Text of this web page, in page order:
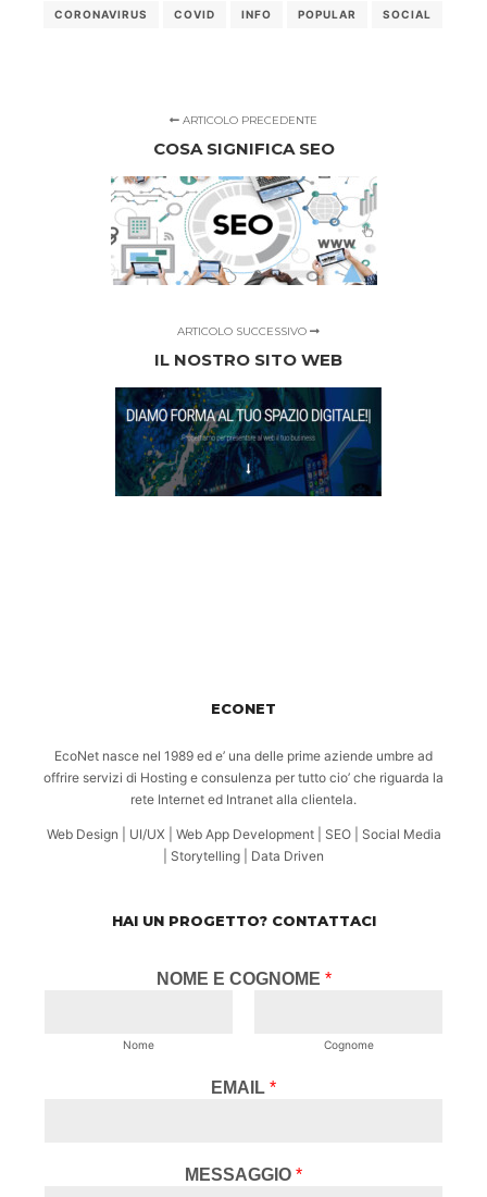
CORONAVIRUS COVID INFO POPULAR SOCIAL
ARTICOLO PRECEDENTE
COSA SIGNIFICA SEO
ARTICOLO SUCCESSIVO
IL NOSTRO SITO WEB
ECONET
EcoNet nasce nel 1989 ed e’ una delle prime aziende umbre ad
offrire servizi di Hosting e consulenza per tutto cio’ che riguarda la
rete Internet ed Intranet alla clientela.
Web Design | UI/UX | Web App Development | SEO | Social Media
| Storytelling | Data Driven
HAI UN PROGETTO? CONTATTACI
NOME E COGNOME *
Nome Cognome
EMAIL *
MESSAGGIO *